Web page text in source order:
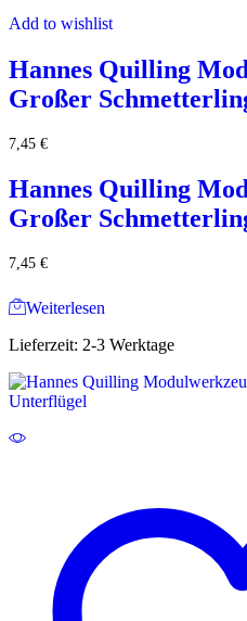
Add to wishlist
Hannes Quilling
Großer
7,45 €
Hannes Quilling
Großer
7,45 €
Weiterlesen
Lieferzeit: 2-3 Werktage